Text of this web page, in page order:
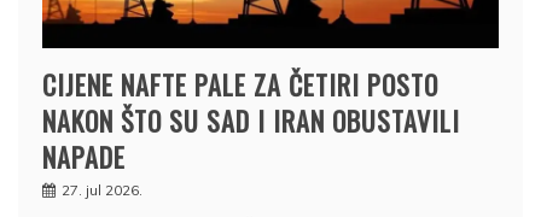
CIJENE NAFTE PALE ZA ČETIRI POSTO
NAKON ŠTO SU SAD I IRAN OBUSTAVILI
NAPADE
27. jul 2026.